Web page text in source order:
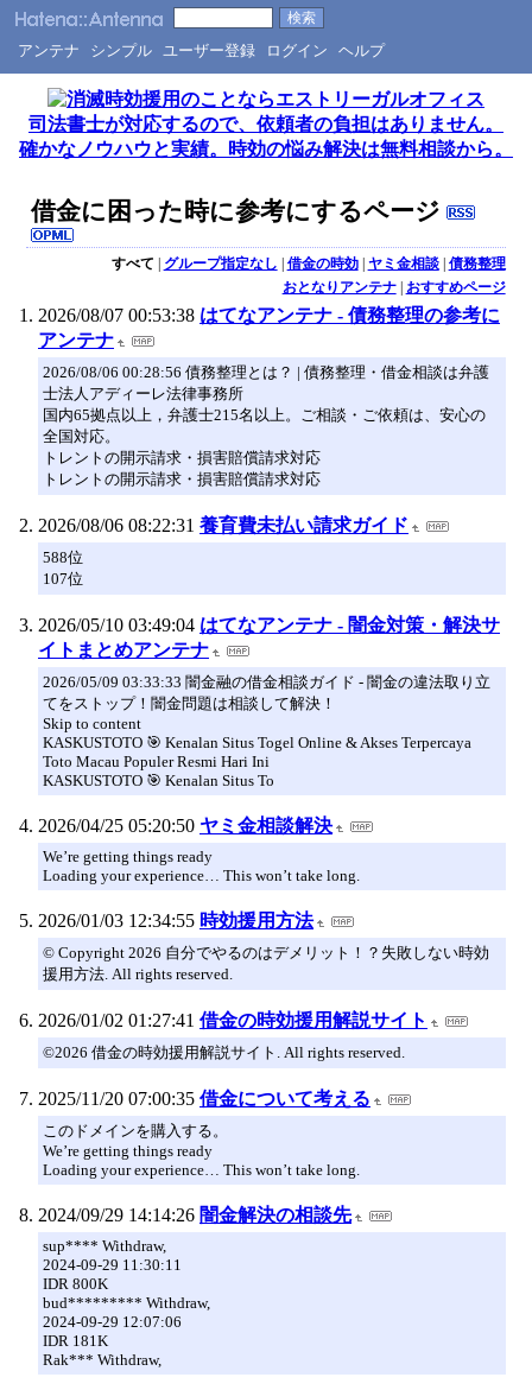
アンテナ シンプル ユーザー登録 ログイン ヘルプ
司法書士が対応するので、依頼者の負担はありません。
確かなノウハウと実績。時効の悩み解決は無料相談から。
借金に困った時に参考にするページ
すべて | グループ指定なし | 借金の時効| ヤミ金相談| 債務整理
おとなりアンテナ| おすすめページ
2026/08/07 00:53:38 はてなアンテナ - 債務整理の参考に
アンテナ
2026/08/06 00:28:56 債務整理とは？ | 債務整理・借金相談は弁護
士法人アディーレ法律事務所
国内65拠点以上，弁護士215名以上。ご相談・ご依頼は、安心の
全国対応。
トレントの開示請求・損害賠償請求対応
トレントの開示請求・損害賠償請求対応
2026/08/06 08:22:31 養育費未払い請求ガイド
588位
107位
2026/05/10 03:49:04 はてなアンテナ - 闇金対策・解決サ
イトまとめアンテナ
2026/05/09 03:33:33 闇金融の借金相談ガイド - 闇金の違法取り立
てをストップ！闇金問題は相談して解決！
Skip to content
KASKUSTOTO 🎯 Kenalan Situs Togel Online & Akses Terpercaya
Toto Macau Populer Resmi Hari Ini
KASKUSTOTO 🎯 Kenalan Situs To
2026/04/25 05:20:50 ヤミ金相談解決
We’re getting things ready
Loading your experience… This won’t take long.
2026/01/03 12:34:55 時効援用方法
© Copyright 2026 自分でやるのはデメリット！？失敗しない時効
援用方法. All rights reserved.
2026/01/02 01:27:41 借金の時効援用解説サイト
©2026 借金の時効援用解説サイト. All rights reserved.
2025/11/20 07:00:35 借金について考える
このドメインを購入する。
We’re getting things ready
Loading your experience… This won’t take long.
2024/09/29 14:14:26 闇金解決の相談先
sup**** Withdraw,
2024-09-29 11:30:11
IDR 800K
bud********* Withdraw,
2024-09-29 12:07:06
IDR 181K
Rak*** Withdraw,